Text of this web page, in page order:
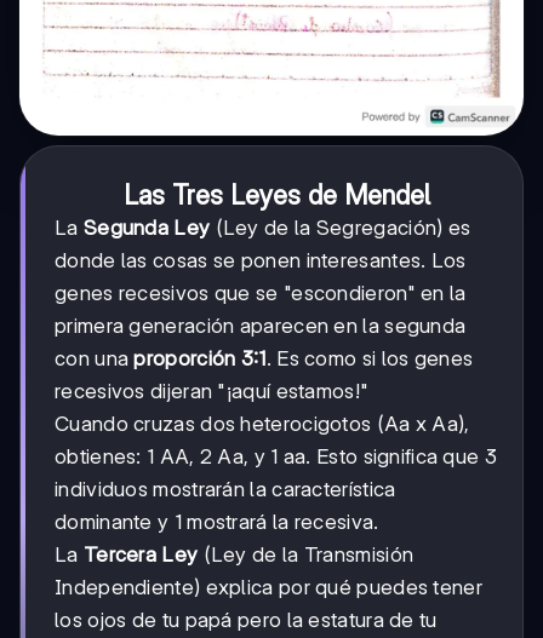
Las Tres Leyes de Mendel
La Segunda Ley (Ley de la Segregación) es
donde las cosas se ponen interesantes. Los
genes recesivos que se "escondieron" en la
primera generación aparecen en la segunda
con unaproporción 3:1. Es como si los genes
recesivos dijeran "¡aquí estamos!"
Cuando cruzas dos heterocigotos (Aa x Aa),
obtienes: 1 AA, 2 Aa, y 1 aa. Esto significa que 3
individuos mostrarán la característica
dominante y 1 mostrará la recesiva.
La Tercera Ley (Ley de la Transmisión
Independiente) explica por qué puedes tener
los ojos de tu papá pero la estatura de tu